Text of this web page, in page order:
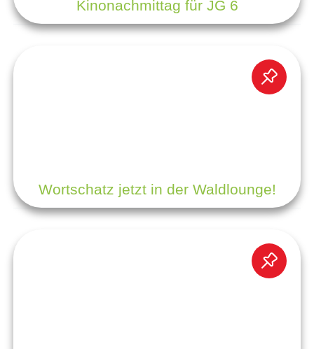
Kinonachmittag für JG 6
Wortschatz jetzt in der Waldlounge!